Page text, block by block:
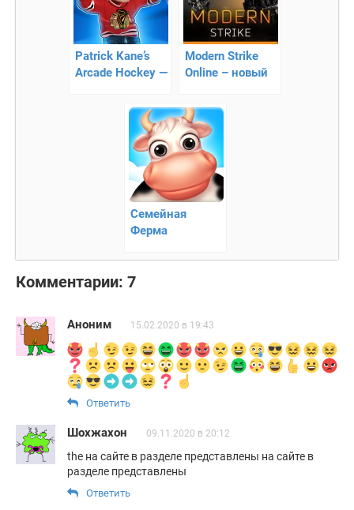
Patrick Kane’s
Arcade Hockey —
Modern Strike
Online – новый
шутер!
Семейная
Ферма
Комментарии: 7
Аноним 15.02.2020 в 19:43
Ответить
Шохжахон 09.11.2020 в 20:12
the на сайте в разделе представлены на сайте в
разделе представлены
Ответить